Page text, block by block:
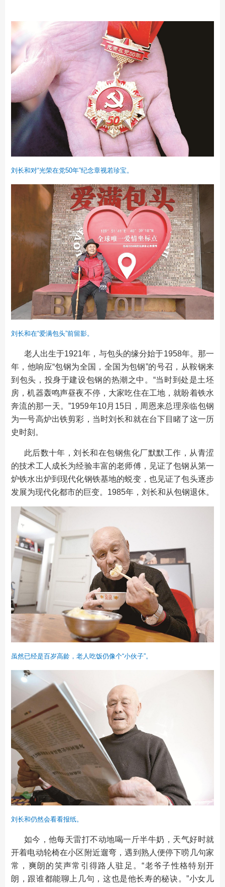
刘长和对“光荣在党50年”纪念章视若珍宝。
刘长和在“爱满包头”前留影。
老人出生于1921年，与包头的缘分始于1958年。那一
年，他响应“包钢为全国，全国为包钢”的号召，从鞍钢来
到包头，投身于建设包钢的热潮之中。“当时到处是土坯
房，机器轰鸣声昼夜不停，大家吃住在工地，就盼着铁水
奔流的那一天。”1959年10月15日，周恩来总理亲临包钢
为一号高炉出铁剪彩，当时刘长和就在台下目睹了这一历
史时刻。
此后数十年，刘长和在包钢焦化厂默默工作，从青涩
的技术工人成长为经验丰富的老师傅，见证了包钢从第一
炉铁水出炉到现代化钢铁基地的蜕变，也见证了包头逐步
发展为现代化都市的巨变。1985年，刘长和从包钢退休。
虽然已经是百岁高龄，老人吃饭仍像个“小伙子”。
刘长和仍然会看看报纸。
如今，他每天雷打不动地喝一斤半牛奶，天气好时就
开着电动轮椅在小区附近遛弯，遇到熟人便停下唠几句家
常，爽朗的笑声常引得路人驻足。“老爷子性格特别开
朗，跟谁都能聊上几句，这也是他长寿的秘诀。”小女儿